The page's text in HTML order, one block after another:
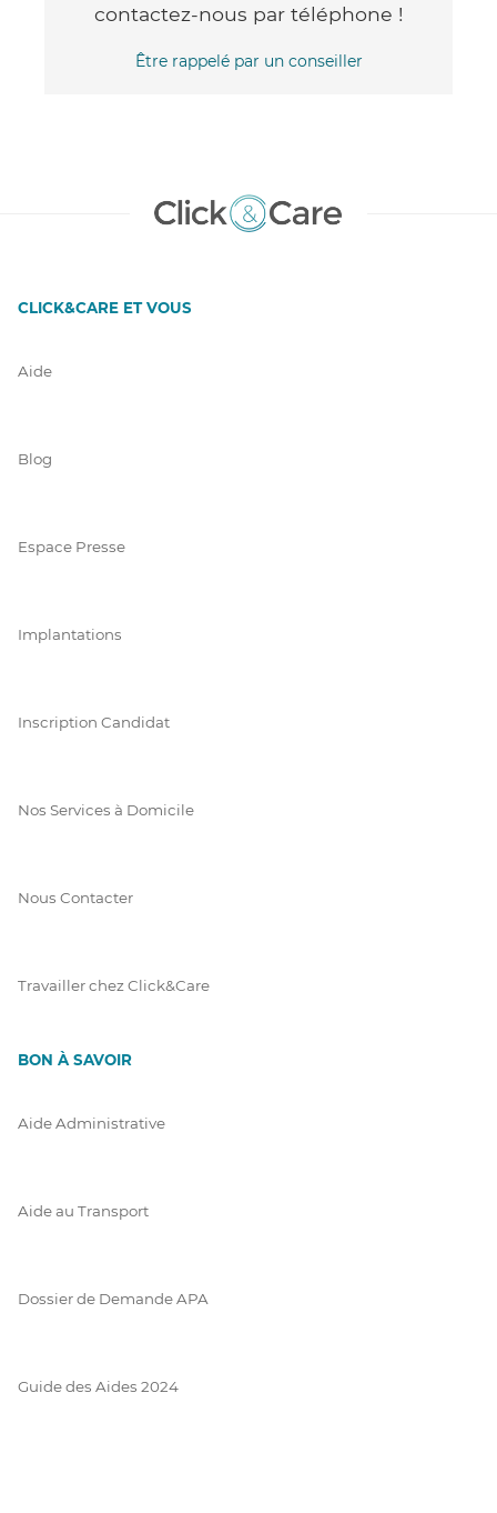
contactez-nous par téléphone !
Être rappelé par un conseiller
CLICK&CARE ET VOUS
Aide
Blog
Espace Presse
Implantations
Inscription Candidat
Nos Services à Domicile
Nous Contacter
Travailler chez Click&Care
BON À SAVOIR
Aide Administrative
Aide au Transport
Dossier de Demande APA
Guide des Aides 2024